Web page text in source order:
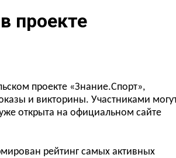
проекте
проекте «Знание.Спорт»,
и викторины. Участниками
открыта на официальном сайте
рейтинг самых активных